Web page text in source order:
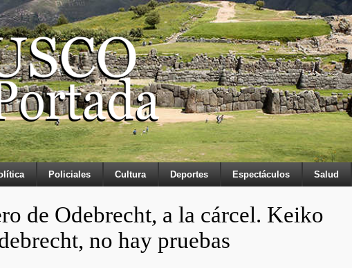
Policiales Cultura Deportes Espectáculos Salud
de Odebrecht, a la cárcel. Keiko
no hay pruebas